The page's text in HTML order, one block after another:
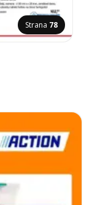
Strana 78